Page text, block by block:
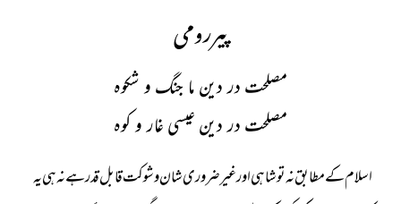
پیررومی
مصلحت در دین ما جنگ و شکوہ
مصلحت در دین عیسی غار و کوہ
اسلام کے مطابق نہ تو شاہی اور غیر ضروری شان و شوکت قابل قدر ہے نہ ہی یہ